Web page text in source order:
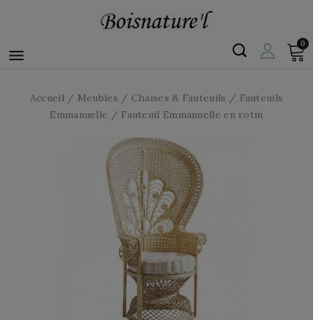

0
Accueil Meubles Chaises & Fauteuils
Fauteuils
Emmanuelle
Fauteuil Emmanuelle en rotin